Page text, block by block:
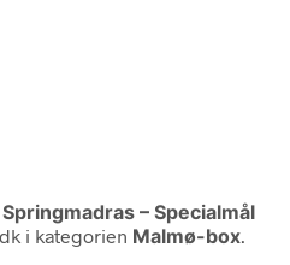
– Specialmål
i kategorien Malmø-box.